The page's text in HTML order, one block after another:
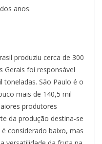
anos.
produziu cerca de 300
Gerais foi responsável
São Paulo é o
mais de 140,5 mil
produtores
da produção destina-se
considerado baixo, mas